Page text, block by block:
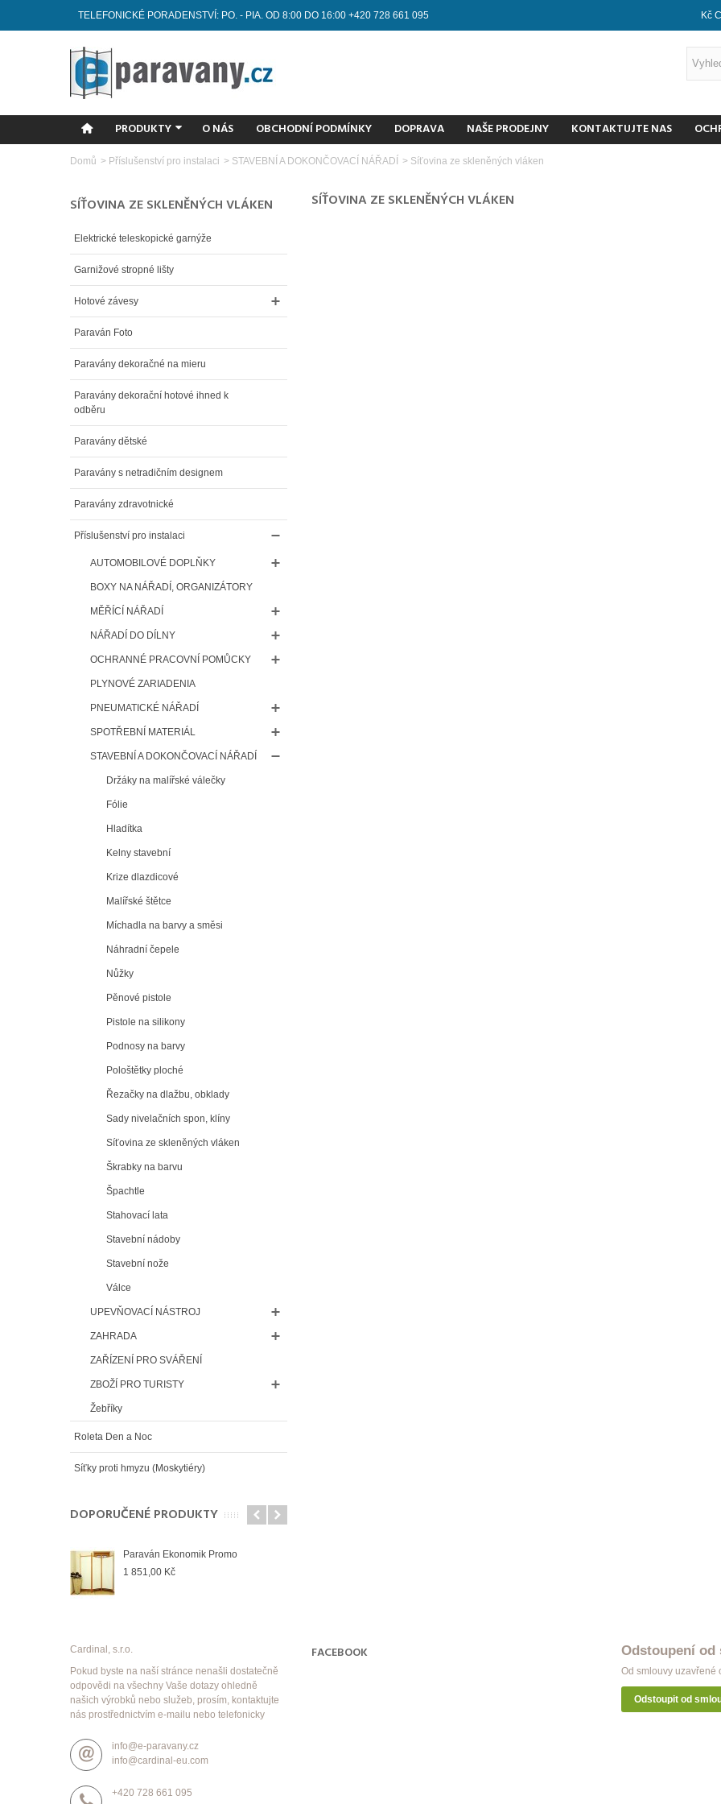
TELEFONICKÉ PORADENSTVÍ: PO. - PIA. OD 8:00 DO 16:00 +420 728 661 095 Kč
PRODUKTY O NÁS OBCHODNÍ PODMÍNKY DOPRAVA NAŠE PRODEJNY KONTAKTUJTE NAS
Domů > Příslušenství pro instalaci > STAVEBNÍ A DOKONČOVACÍ NÁŘADÍ > Síťovina ze skleněných vláken
SÍŤOVINA ZE SKLENĚNÝCH VLÁKEN
Elektrické teleskopické garnýže
Garnižové stropné lišty
Hotové závesy
Paraván Foto
Paravány dekoračné na mieru
Paravány dekorační hotové ihned k
odběru
Paravány dětské
Paravány s netradičním designem
Paravány zdravotnické
Příslušenství pro instalaci
AUTOMOBILOVÉ DOPLŇKY
BOXY NA NÁŘADÍ, ORGANIZÁTORY
MĚŘÍCÍ NÁŘADÍ
NÁŘADÍ DO DÍLNY
OCHRANNÉ PRACOVNÍ POMŮCKY
PLYNOVÉ ZARIADENIA
PNEUMATICKÉ NÁŘADÍ
SPOTŘEBNÍ MATERIÁL
STAVEBNÍ A DOKONČOVACÍ NÁŘADÍ
Držáky na malířské válečky
Fólie
Hladítka
Kelny stavební
Krize dlazdicové
Malířské štětce
Míchadla na barvy a směsi
Náhradní čepele
Nůžky
Pěnové pistole
Pistole na silikony
Podnosy na barvy
Pološtětky ploché
Řezačky na dlažbu, obklady
Sady nivelačních spon, klíny
Síťovina ze skleněných vláken
Škrabky na barvu
Špachtle
Stahovací lata
Stavební nádoby
Stavební nože
Válce
UPEVŇOVACÍ NÁSTROJ
ZAHRADA
ZAŘÍZENÍ PRO SVÁŘENÍ
ZBOŽÍ PRO TURISTY
Žebříky
Roleta Den a Noc
Síťky proti hmyzu (Moskytiéry)
DOPORUČENÉ PRODUKTY
Paraván Ekonomik Promo
1 851,00 Kč
SÍŤOVINA ZE SKLENĚNÝCH VLÁKEN
Cardinal, s.r.o.
Pokud byste na naší stránce nenašli dostatečně
odpovědi na všechny Vaše dotazy ohledně
našich výrobků nebo služeb, prosím, kontaktujte
nás prostřednictvím e-mailu nebo telefonicky
info@e-paravany.cz
info@cardinal-eu.com
+420 728 661 095
FACEBOOK Odstoupení od
Od smlouvy uzavřené
Odstoupit od